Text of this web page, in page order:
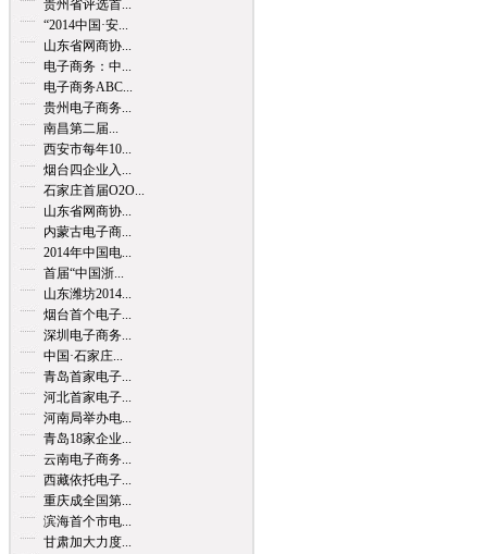
贵州省评选首...
“2014中国·安...
山东省网商协...
电子商务：中...
电子商务ABC...
贵州电子商务...
南昌第二届...
西安市每年10...
烟台四企业入...
石家庄首届O2O...
山东省网商协...
内蒙古电子商...
2014年中国电...
首届“中国浙...
山东潍坊2014...
烟台首个电子...
深圳电子商务...
中国·石家庄...
青岛首家电子...
河北首家电子...
河南局举办电...
青岛18家企业...
云南电子商务...
西藏依托电子...
重庆成全国第...
滨海首个市电...
甘肃加大力度...